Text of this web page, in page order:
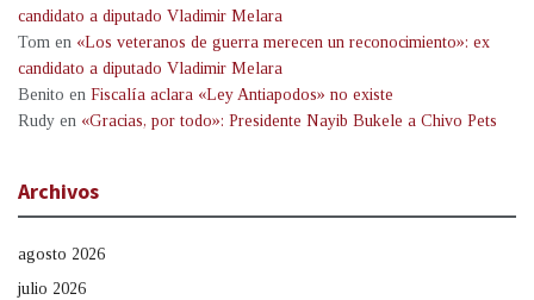
candidato a diputado Vladimir Melara
Tom en «Los veteranos de guerra merecen un reconocimiento»: ex
candidato a diputado Vladimir Melara
Benito en Fiscalía aclara «Ley Antiapodos» no existe
Rudy en «Gracias, por todo»: Presidente Nayib Bukele a Chivo Pets
Archivos
agosto 2026
julio 2026